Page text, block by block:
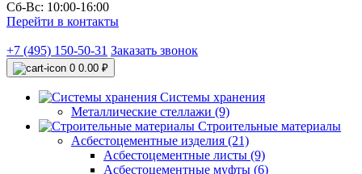
Сб-Вс: 10:00-16:00
Перейти в контакты
+7 (495) 150-50-31 Заказать звонок
0 0.00 ₽
Системы хранения
Металлические стеллажи (9)
Строительные материалы
Асбестоцементные изделия (21)
Асбестоцементные листы (9)
Асбестоцементные муфты (6)